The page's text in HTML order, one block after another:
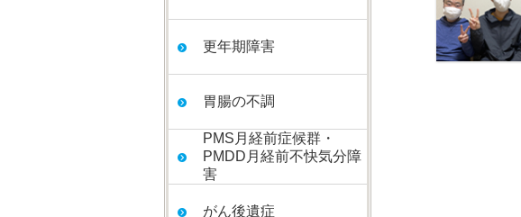
更年期障害
胃腸の不調
PMS月経前症候群・
PMDD月経前不快気分障
害
がん後遺症